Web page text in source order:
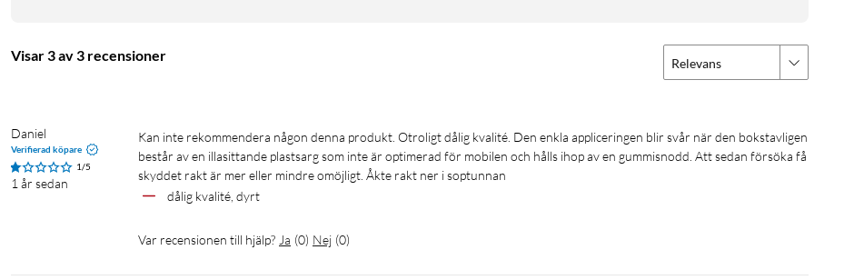
Visar 3 av 3 recensioner Relevans
Daniel
Verifierad köpare
1/5
1 år sedan
Kan inte rekommendera någon denna produkt. Otroligt dålig kvalité. Den enkla appliceringen blir svår när den bokstavligen
består av en illasittande plastsarg som inte är optimerad för mobilen och hålls ihop av en gummisnodd. Att sedan försöka få
skyddet rakt är mer eller mindre omöjligt. Åkte rakt ner i soptunnan
dålig kvalité, dyrt
Var recensionen till hjälp? Ja (0) Nej (0)